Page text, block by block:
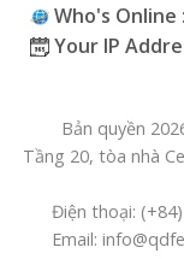
Who's Online
Your IP
Bản quyền
Tầng 20, tòa nhà
Điện thoại:
Email: